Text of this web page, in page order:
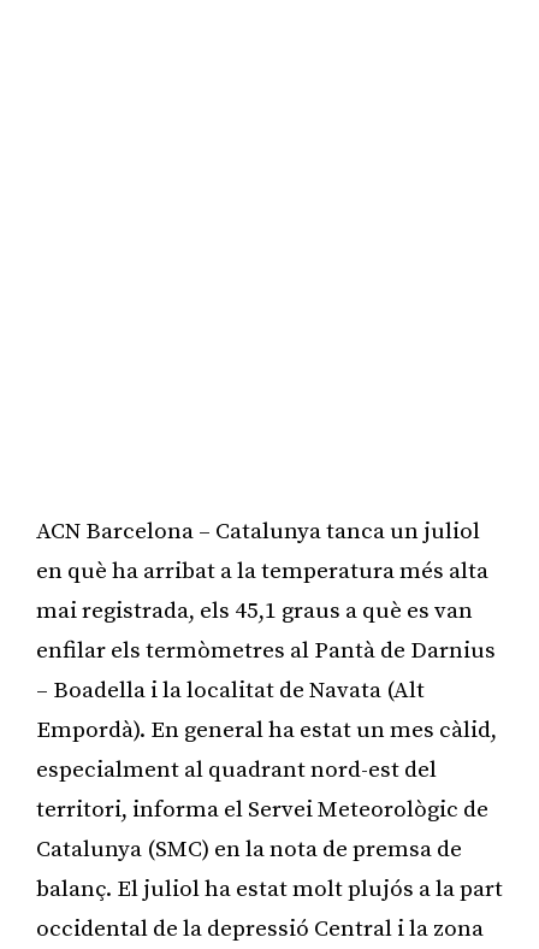
ACN Barcelona – Catalunya tanca un juliol
en què ha arribat a la temperatura més alta
mai registrada, els 45,1 graus a què es van
enfilar els termòmetres al Pantà de Darnius
– Boadella i la localitat de Navata (Alt
Empordà). En general ha estat un mes càlid,
especialment al quadrant nord-est del
territori, informa el Servei Meteorològic de
Catalunya (SMC) en la nota de premsa de
balanç. El juliol ha estat molt plujós a la part
occidental de la depressió Central i la zona